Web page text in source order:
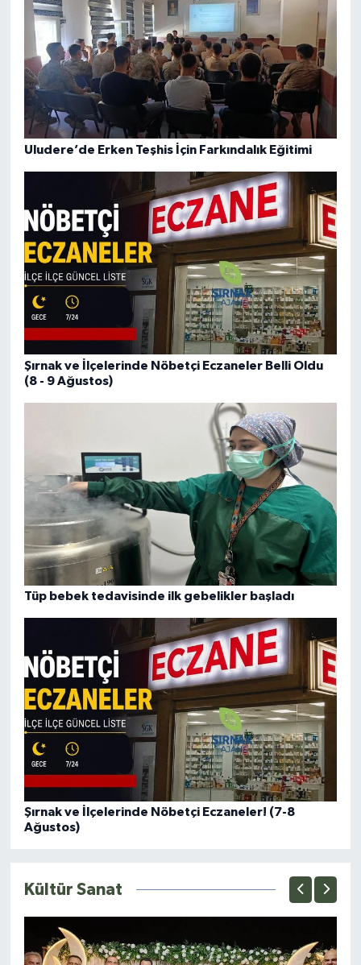
Uludere’de Erken Teşhis İçin Farkındalık Eğitimi
Şırnak ve İlçelerinde Nöbetçi Eczaneler Belli Oldu
(8 - 9 Ağustos)
Tüp bebek tedavisinde ilk gebelikler başladı
Şırnak ve İlçelerinde Nöbetçi Eczaneler! (7-8
Ağustos)
Kültür Sanat